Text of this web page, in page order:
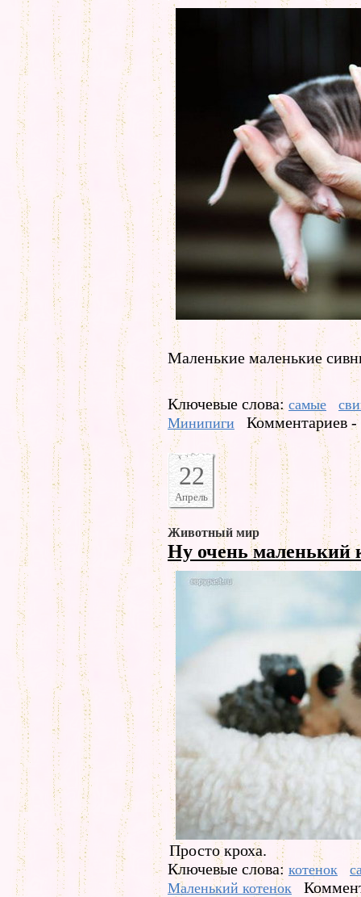
Маленькие маленькие
Ключевые слова: самые
Минипиги
Комментариев -
22
Апрель
Животный мир
Ну очень маленький
Просто кроха.
Ключевые слова: котенок
Маленький котенок